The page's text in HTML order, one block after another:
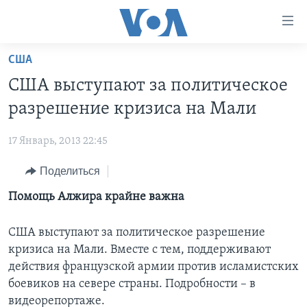
Перейти
основной
контент
Перейти
навигации
Перейти
поиск
НОВОСТИ ЗА МИНУТУ
ИТОГИ
ПОЧЕМУ ЭТО ВАЖНО?
ДЕТАЛИ
НЬЮ-ЙОРК NEW YORK
ПРОЕКТЫ
УЧИМ АНГЛИЙСКИЙ
НАША АМЕРИКАНСКАЯ ИСТОРИЯ
А КАК В АМЕРИКЕ?
АМЕРИКАНСКИЕ ГОРОДКИ
ТЕСТЫ
ЭКСПЕРТИЗА
ИНТЕРВЬЮ
ФАКТЫ ПРОТИВ ФЕЙКОВ
УЧИМ АНГЛИЙСКИЙ
ВИДЕО
ПОДПИСКА НА НОВОСТИ
США
США выступают за политическое
разрешение кризиса на Мали
17 Январь, 2013 22:45
Поделиться
Помощь Алжира крайне важна
США выступают за политическое разрешение
кризиса на Мали. Вместе с тем, поддерживают
действия французской армии против исламистских
боевиков на севере страны. Подробности – в
видеорепортаже.